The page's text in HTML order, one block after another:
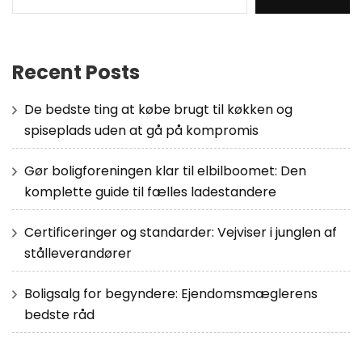
Recent Posts
De bedste ting at købe brugt til køkken og
spiseplads uden at gå på kompromis
Gør boligforeningen klar til elbilboomet: Den
komplette guide til fælles ladestandere
Certificeringer og standarder: Vejviser i junglen af
stålleverandører
Boligsalg for begyndere: Ejendomsmæglerens
bedste råd